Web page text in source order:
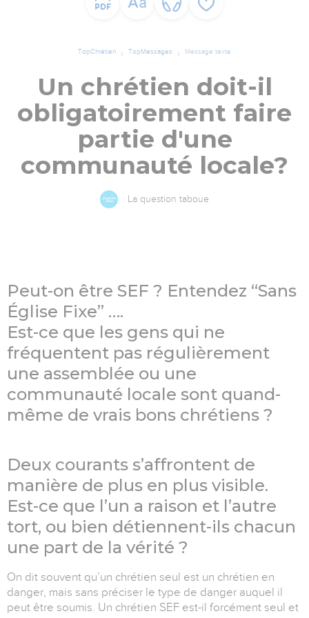
TopChrétien TopMessages Message texte
Un chrétien doit-il
obligatoirement faire
partie d'une
communauté locale?
La question taboue
Peut-on être SEF ? Entendez “Sans
Église Fixe” ….
Est-ce que les gens qui ne
fréquentent pas régulièrement
une assemblée ou une
communauté locale sont quand-
même de vrais bons chrétiens ?
Deux courants s’affrontent de
manière de plus en plus visible.
Est-ce que l’un a raison et l’autre
tort, ou bien détiennent-ils chacun
une part de la vérité ?
On dit souvent qu’un chrétien seul est un chrétien en
danger, mais sans préciser le type de danger auquel il
peut être soumis. Un chrétien SEF est-il forcément seul et